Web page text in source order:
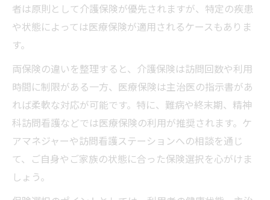
者は原則として介護保険が優先されますが、特定の疾患
や状態によっては医療保険が適用されるケースもありま
す。
両保険の違いを整理すると、介護保険は訪問回数や利用
時間に制限がある一方、医療保険は主治医の指示書があ
れば柔軟な対応が可能です。特に、難病や終末期、精神
科訪問看護などでは医療保険の利用が推奨されます。ケ
アマネジャーや訪問看護ステーションへの相談を通じ
て、ご自身やご家族の状態に合った保険選択を心がけま
しょう。